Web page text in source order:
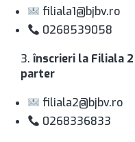
filiala1@bjbv.ro
0268539058
3. înscrieri la Filiala 2
parter
filiala2@bjbv.ro
0268336833